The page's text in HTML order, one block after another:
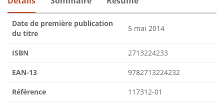
Date de première publication
du titre
5 mai 2014
ISBN 2713224233
EAN-13 9782713224232
Référence 117312-01